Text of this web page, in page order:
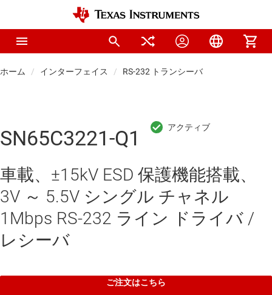
ホーム インターフェイス RS-232 トランシーバ
SN65C3221-Q1
車載、±15kV ESD 保護機能搭載、
3V ～ 5.5V シングル チャネル
1Mbps RS-232 ライン ドライバ /
レシーバ
ご注文はこちら